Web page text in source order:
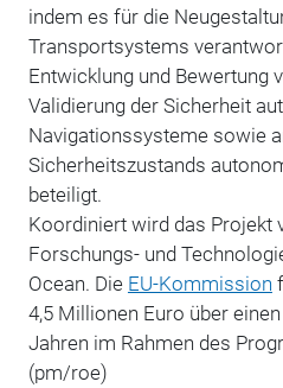
indem es für die
Transportsystems
Entwicklung und Bewertung
Validierung der Sicherheit
Navigationssysteme sowie
Sicherheitszustands
beteiligt.
Koordiniert wird das Projekt
Forschungs- und
Ocean. Die EU-Kommission
4,5 Millionen Euro über
Jahren im Rahmen des
(pm/roe)